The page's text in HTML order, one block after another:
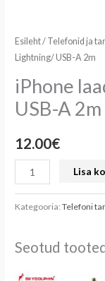
Esileht/ Telefonid ja
Lightning/ USB-A 2m
iPhone
USB-A 2m
12.00€
Lisa
Kategooria:Telefoni
Seotud